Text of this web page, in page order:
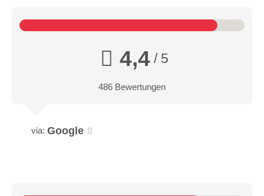
4,4/ 5
486 Bewertungen
via: Google